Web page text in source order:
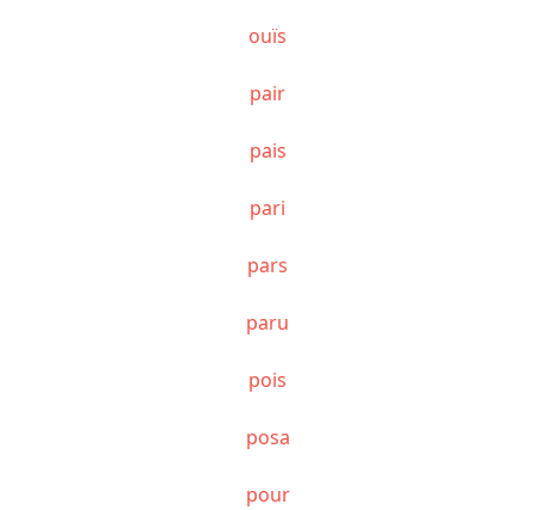
ouïs
pair
pais
pari
pars
paru
pois
posa
pour